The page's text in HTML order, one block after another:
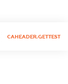
CAHEADER.GETTEST